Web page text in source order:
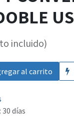
incluido)
al carrito
días